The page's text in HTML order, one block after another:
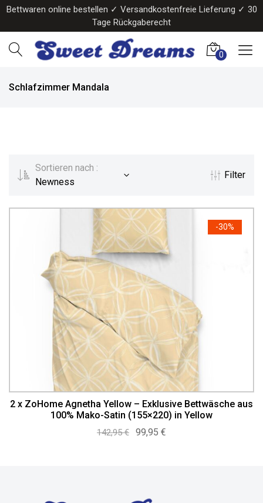
Bettwaren online bestellen ✓ Versandkostenfreie Lieferung ✓ 30
Tage Rückgaberecht
0
Schlafzimmer Mandala
Sortieren nach :
Newness
Filter
-30%
2 x ZoHome Agnetha Yellow – Exklusive Bettwäsche aus
100% Mako-Satin (155×220) in Yellow
142,95€
Ursprünglicher
99,95 €